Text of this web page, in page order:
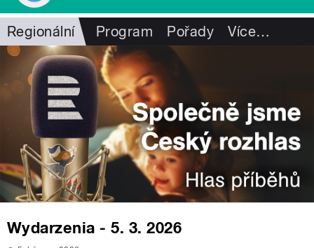
Regionální Program Pořady Více…
Wydarzenia - 5. 3. 2026